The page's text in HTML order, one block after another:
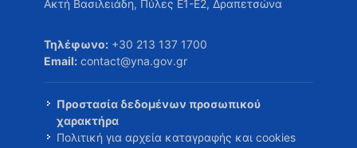
Ακτή Βασιλειάδη, Πύλες Ε1-Ε2, Δραπετσώνα
Τηλέφωνο: +30 213 137 1700
Email: contact@yna.gov.gr
Προστασία δεδομένων προσωπικού
χαρακτήρα
Πολιτική για αρχεία καταγραφής και cookies